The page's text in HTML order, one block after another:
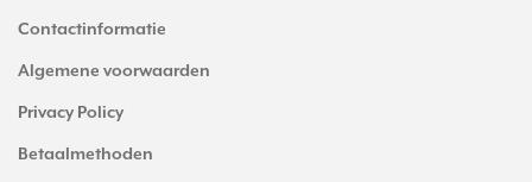
Contactinformatie
Algemene voorwaarden
Privacy Policy
Betaalmethoden